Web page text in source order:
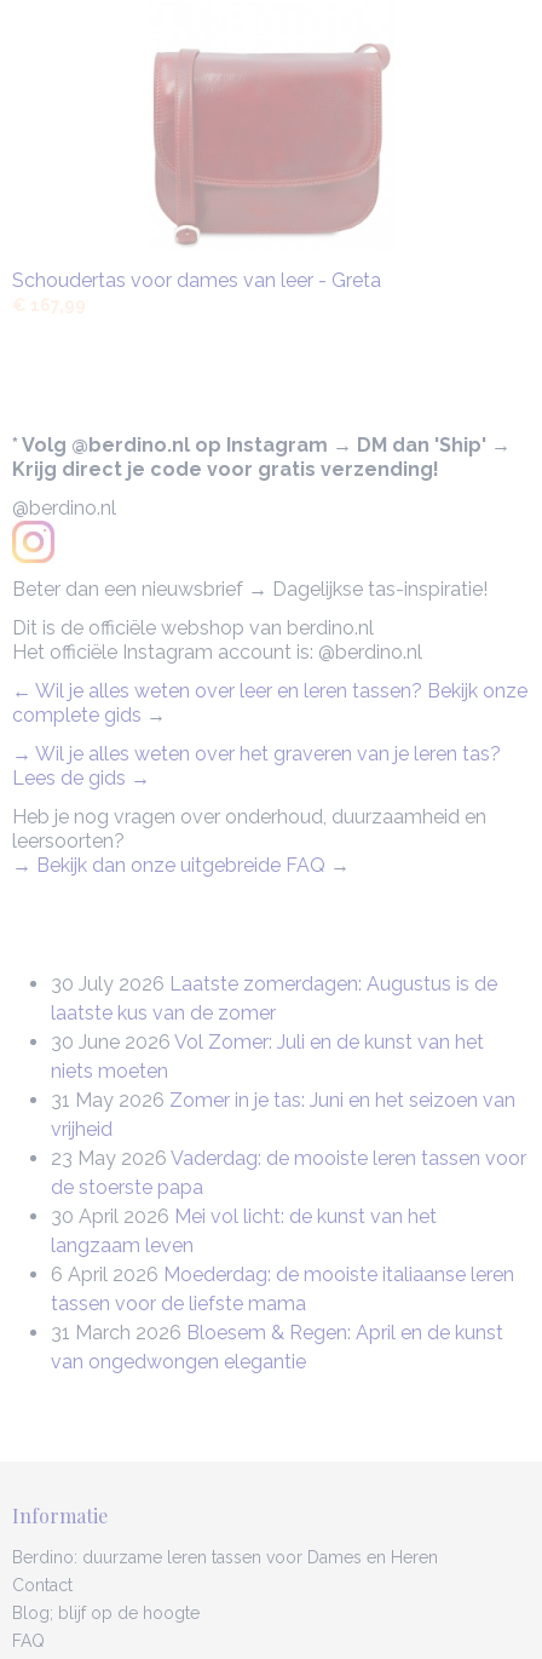
Schoudertas voor dames van leer - Greta
€ 167,99
* Volg @berdino.nl op Instagram → DM dan 'Ship' →
Krijg direct je code voor gratis verzending!
@berdino.nl
Beter dan een nieuwsbrief → Dagelijkse tas-inspiratie!
Dit is de officiële webshop van berdino.nl
Het officiële Instagram account is: @berdino.nl
← Wil je alles weten over leer en leren tassen? Bekijk onze
complete gids →
→ Wil je alles weten over het graveren van je leren tas?
Lees de gids →
Heb je nog vragen over onderhoud, duurzaamheid en
leersoorten?
→ Bekijk dan onze uitgebreide FAQ →
30 July 2026 Laatste zomerdagen: Augustus is de
laatste kus van de zomer
30 June 2026 Vol Zomer: Juli en de kunst van het
niets moeten
31 May 2026 Zomer in je tas: Juni en het seizoen van
vrijheid
23 May 2026 Vaderdag: de mooiste leren tassen voor
de stoerste papa
30 April 2026 Mei vol licht: de kunst van het
langzaam leven
6 April 2026 Moederdag: de mooiste italiaanse leren
tassen voor de liefste mama
31 March 2026 Bloesem & Regen: April en de kunst
van ongedwongen elegantie
Informatie
Berdino: duurzame leren tassen voor Dames en Heren
Contact
Blog; blijf op de hoogte
FAQ